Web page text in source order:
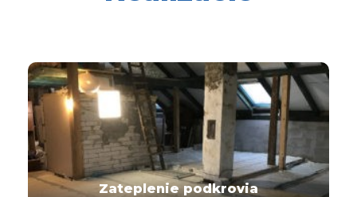
Zateplenie podkrovia